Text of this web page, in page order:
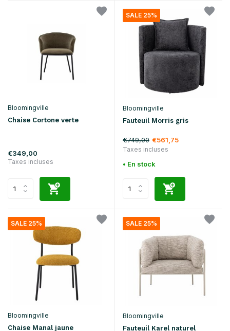
Bloomingville
Chaise Cortone verte
€349,00
Taxes incluses
SALE 25%
Bloomingville
Fauteuil Morris gris
€749,00 €561,75
Taxes incluses
• En stock
SALE 25%
Bloomingville
Chaise Manal jaune
SALE 25%
Bloomingville
Fauteuil Karel naturel